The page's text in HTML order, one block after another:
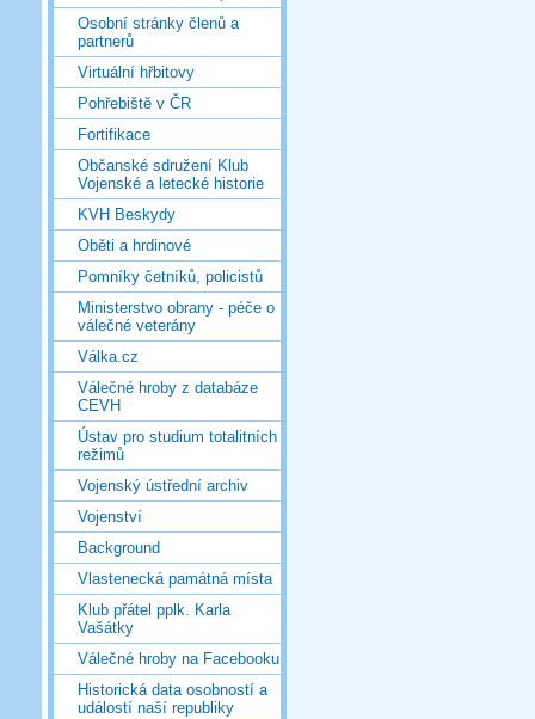
Osobní stránky členů a
partnerů
Virtuální hřbitovy
Pohřebiště v ČR
Fortifikace
Občanské sdružení Klub
Vojenské a letecké historie
KVH Beskydy
Oběti a hrdinové
Pomníky četníků, policistů
Ministerstvo obrany - péče o
válečné veterány
Válka.cz
Válečné hroby z databáze
CEVH
Ústav pro studium totalitních
režimů
Vojenský ústřední archiv
Vojenství
Background
Vlastenecká památná místa
Klub přátel pplk. Karla
Vašátky
Válečné hroby na Facebooku
Historická data osobností a
událostí naší republiky